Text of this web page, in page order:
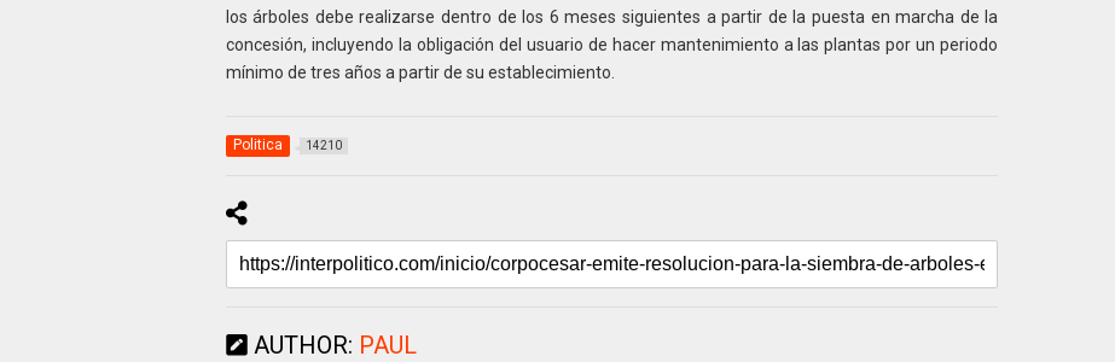
los árboles debe realizarse dentro de los 6 meses siguientes a partir de la puesta en marcha de la
concesión, incluyendo la obligación del usuario de hacer mantenimiento a las plantas por un periodo
mínimo de tres años a partir de su establecimiento.
Politica 14210
AUTHOR: PAUL